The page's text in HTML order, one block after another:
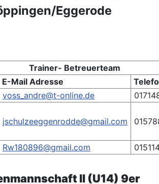
Eggerode
Trainer- Betreuerteam
E-Mail Adresse
voss_andre@t-online.de
jschulzeeggenrodde@gmail.com
Rw180896@gmail.com
II (U14) 9er